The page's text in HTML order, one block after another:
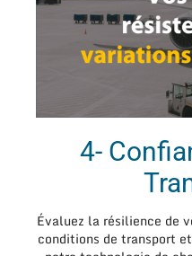
4-
Évaluez la résilience de
conditions de transport